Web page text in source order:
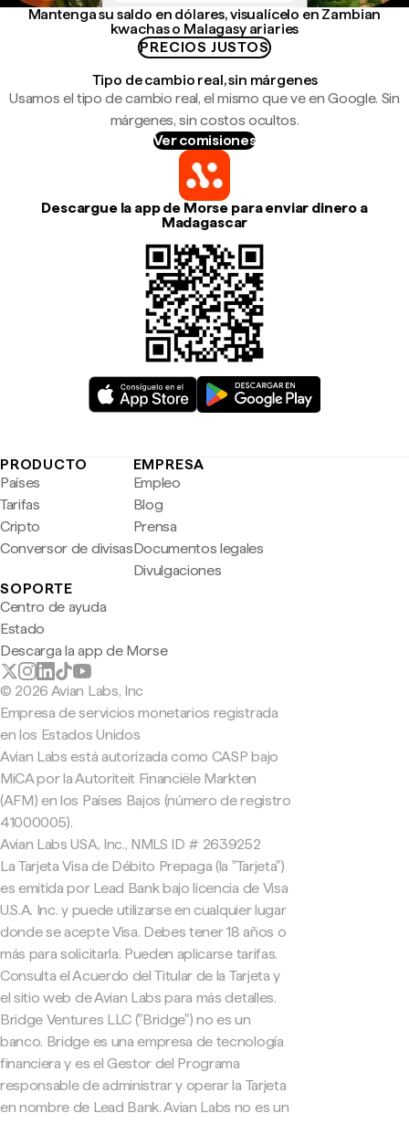
Mantenga su saldo en dólares, visualícelo en Zambian
kwachas o Malagasy ariaries
PRECIOS JUSTOS
Tipo de cambio real, sin márgenes
Usamos el tipo de cambio real, el mismo que ve en Google. Sin
márgenes, sin costos ocultos.
Ver comisiones
Descargue la app de Morse para enviar dinero a
Madagascar
PRODUCTO
Países
Tarifas
Cripto
Conversor de divisas
EMPRESA
Empleo
Blog
Prensa
Documentos legales
Divulgaciones
SOPORTE
Centro de ayuda
Estado
Descarga la app de Morse
© 2026 Avian Labs, Inc
Empresa de servicios monetarios registrada
en los Estados Unidos
Avian Labs está autorizada como CASP bajo
MiCA por la Autoriteit Financiële Markten
(AFM) en los Países Bajos (número de registro
41000005).
Avian Labs USA, Inc., NMLS ID # 2639252
La Tarjeta Visa de Débito Prepaga (la "Tarjeta")
es emitida por Lead Bank bajo licencia de Visa
U.S.A. Inc. y puede utilizarse en cualquier lugar
donde se acepte Visa. Debes tener 18 años o
más para solicitarla. Pueden aplicarse tarifas.
Consulta el Acuerdo del Titular de la Tarjeta y
el sitio web de Avian Labs para más detalles.
Bridge Ventures LLC ("Bridge") no es un
banco. Bridge es una empresa de tecnología
financiera y es el Gestor del Programa
responsable de administrar y operar la Tarjeta
en nombre de Lead Bank. Avian Labs no es un